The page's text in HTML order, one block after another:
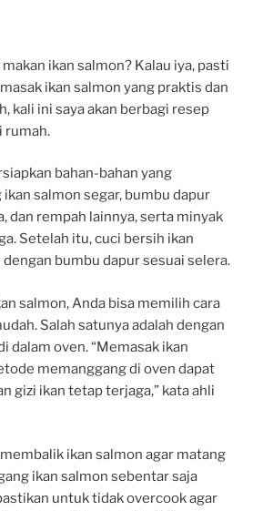
ikan salmon? Kalau iya, pasti
ikan salmon yang praktis dan
kali ini saya akan berbagi resep
rumah.
bahan-bahan yang
salmon segar, bumbu dapur
dan rempah lainnya, serta minyak
Setelah itu, cuci bersih ikan
bumbu dapur sesuai selera.
salmon, Anda bisa memilih cara
Salah satunya adalah dengan
dalam oven. “Memasak ikan
memanggang di oven dapat
gizi ikan tetap terjaga,” kata ahli
ikan salmon agar matang
ikan salmon sebentar saja
untuk tidak overcook agar